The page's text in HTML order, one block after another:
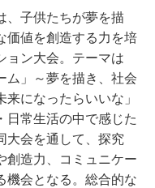
、子供たちが夢を描
価値を創造する力を培
ョン大会。テーマは
ム」～夢を描き、社会
になったらいいな」
日常生活の中で感じた
大会を通して、探究
創造力、コミュニケー
機会となる。総合的な